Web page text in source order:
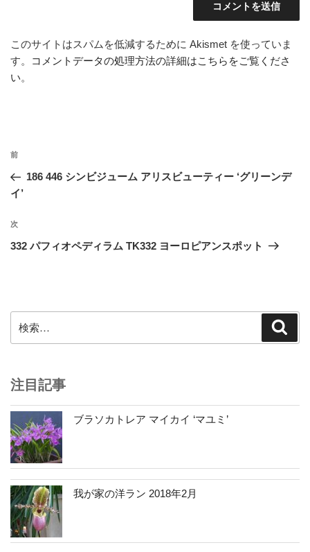
このサイトはスパムを低減するために Akismet を使っていま
す。
コメントデータの処理方法の詳細はこちらをご覧くださ
い。
投
ナ
ゲ
ー
前
の
投
前
186 446 シンビジューム アリスビューティー ‘グリーンデ
イ’
次
の
次
332 パフィオペディラム TK332 ヨーロピアンスポット
索:
注目記事
ブラソカトレア マイカイ ‘マユミ’
我が家の洋ラン 2018年2月